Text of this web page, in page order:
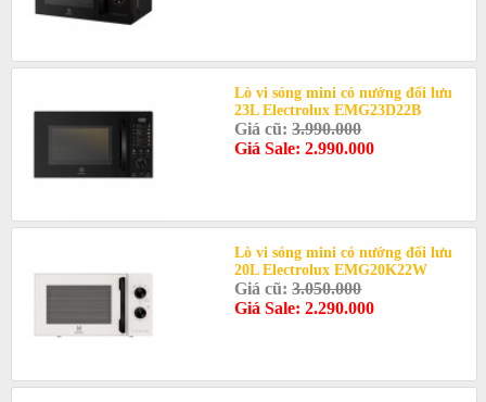
Lò vi sóng mini có nướng đối lưu
23L Electrolux EMG23D22B
Giá cũ:3.990.000
Giá Sale: 2.990.000
Lò vi sóng mini có nướng đối lưu
20L Electrolux EMG20K22W
Giá cũ:3.050.000
Giá Sale: 2.290.000